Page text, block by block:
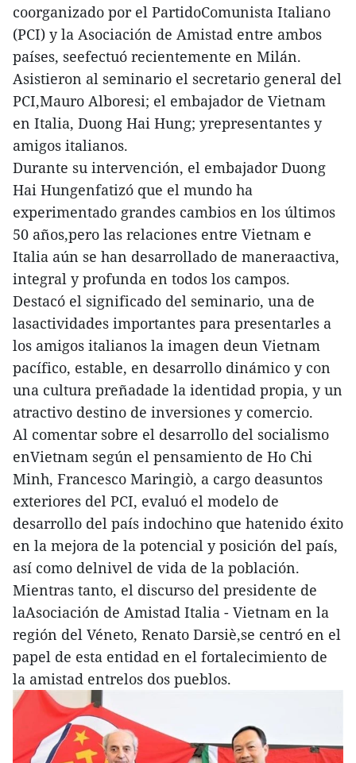
coorganizado por el PartidoComunista Italiano
(PCI) y la Asociación de Amistad entre ambos
países, seefectuó recientemente en Milán.
Asistieron al seminario el secretario general del
PCI,Mauro Alboresi; el embajador de Vietnam
en Italia, Duong Hai Hung; yrepresentantes y
amigos italianos.
Durante su intervención, el embajador Duong
Hai Hungenfatizó que el mundo ha
experimentado grandes cambios en los últimos
50 años,pero las relaciones entre Vietnam e
Italia aún se han desarrollado de maneraactiva,
integral y profunda en todos los campos.
Destacó el significado del seminario, una de
lasactividades importantes para presentarles a
los amigos italianos la imagen deun Vietnam
pacífico, estable, en desarrollo dinámico y con
una cultura preñadade la identidad propia, y un
atractivo destino de inversiones y comercio.
Al comentar sobre el desarrollo del socialismo
enVietnam según el pensamiento de Ho Chi
Minh, Francesco Maringiò, a cargo deasuntos
exteriores del PCI, evaluó el modelo de
desarrollo del país indochino que hatenido éxito
en la mejora de la potencial y posición del país,
así como delnivel de vida de la población.
Mientras tanto, el discurso del presidente de
laAsociación de Amistad Italia - Vietnam en la
región del Véneto, Renato Darsiè,se centró en el
papel de esta entidad en el fortalecimiento de
la amistad entrelos dos pueblos.